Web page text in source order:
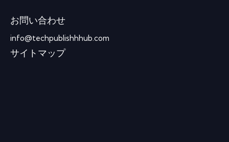
お問い合わせ
info@techpublishhhub.com
サイトマップ